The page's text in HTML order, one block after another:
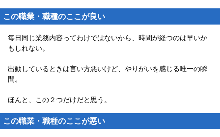
この職業・職種のここが良い
毎日同じ業務内容ってわけではないから、時間が経つのは早いか
もしれない。
出動しているときは言い方悪いけど、やりがいを感じる唯一の瞬
間。
ほんと、この２つだけだと思う。
この職業・職種のここが悪い